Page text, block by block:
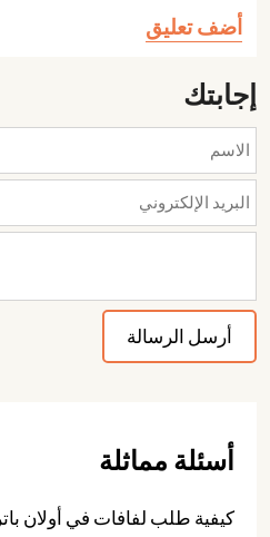
أضف تعليق
إجابتك
أسئلة مماثلة
كيفية طلب لفافات في أولان